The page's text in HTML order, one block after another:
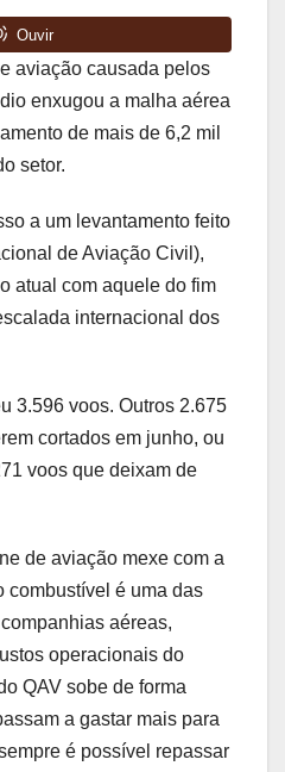
aviação causada pelos
enxugou a malha aérea
de mais de 6,2 mil
setor.
a um levantamento feito
de Aviação Civil),
atual com aquele do fim
internacional dos
3.596 voos. Outros 2.675
cortados em junho, ou
voos que deixam de
de aviação mexe com a
combustível é uma das
aéreas,
operacionais do
QAV sobe de forma
a gastar mais para
é possível repassar